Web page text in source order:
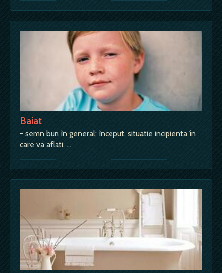
Baiat
- semn bun în general; început, situatie incipienta în
care va aflati. …